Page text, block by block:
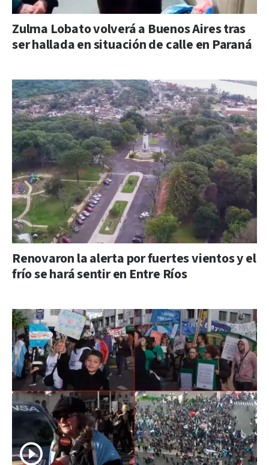
Zulma Lobato volverá a Buenos Aires tras
ser hallada en situación de calle en Paraná
Renovaron la alerta por fuertes vientos y el
frío se hará sentir en Entre Ríos